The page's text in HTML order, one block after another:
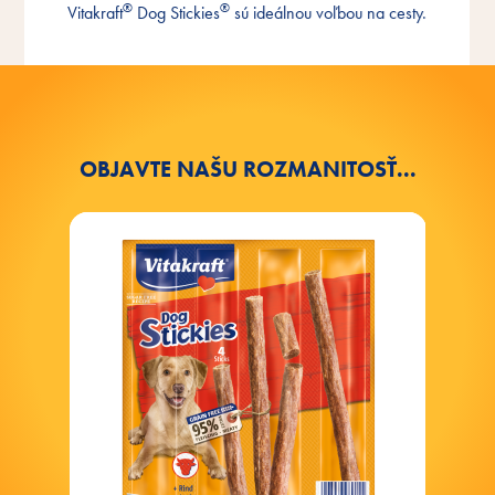
desiata
Vitakraft® Dog Stickies® sú ideálnou voľbou na cesty.
OBJAVTE NAŠU ROZMANITOSŤ...